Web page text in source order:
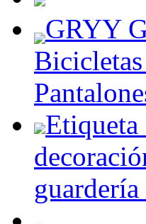
GRYY
Etiqueta